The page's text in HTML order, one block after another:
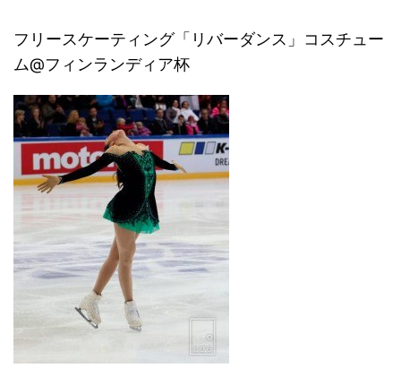
フリースケーティング「リバーダンス」コスチュー
ム@フィンランディア杯